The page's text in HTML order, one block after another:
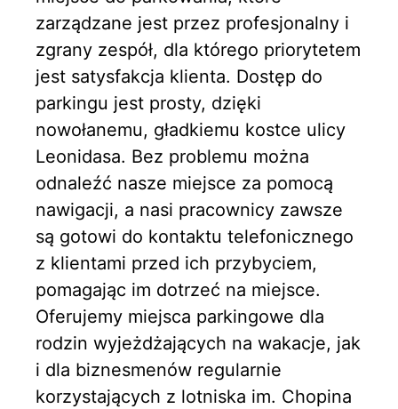
zarządzane jest przez profesjonalny i
zgrany zespół, dla którego priorytetem
jest satysfakcja klienta. Dostęp do
parkingu jest prosty, dzięki
nowołanemu, gładkiemu kostce ulicy
Leonidasa. Bez problemu można
odnaleźć nasze miejsce za pomocą
nawigacji, a nasi pracownicy zawsze
są gotowi do kontaktu telefonicznego
z klientami przed ich przybyciem,
pomagając im dotrzeć na miejsce.
Oferujemy miejsca parkingowe dla
rodzin wyjeżdżających na wakacje, jak
i dla biznesmenów regularnie
korzystających z lotniska im. Chopina